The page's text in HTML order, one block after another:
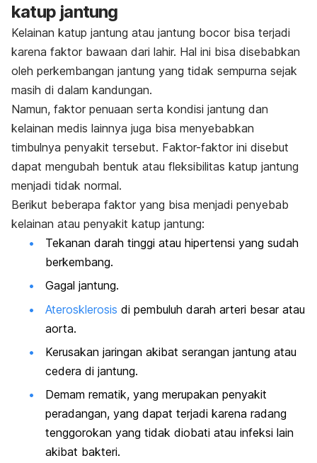
katup jantung
Kelainan katup jantung atau jantung bocor bisa terjadi
karena faktor bawaan dari lahir. Hal ini bisa disebabkan
oleh perkembangan jantung yang tidak sempurna sejak
masih di dalam kandungan.
Namun, faktor penuaan serta kondisi jantung dan
kelainan medis lainnya juga bisa menyebabkan
timbulnya penyakit tersebut. Faktor-faktor ini disebut
dapat mengubah bentuk atau fleksibilitas katup jantung
menjadi tidak normal.
Berikut beberapa faktor yang bisa menjadi penyebab
kelainan atau penyakit katup jantung:
Tekanan darah tinggi atau hipertensi yang sudah
berkembang.
Gagal jantung.
Aterosklerosis di pembuluh darah arteri besar atau
aorta.
Kerusakan jaringan akibat serangan jantung atau
cedera di jantung.
Demam rematik, yang merupakan penyakit
peradangan, yang dapat terjadi karena radang
tenggorokan yang tidak diobati atau infeksi lain
akibat bakteri.